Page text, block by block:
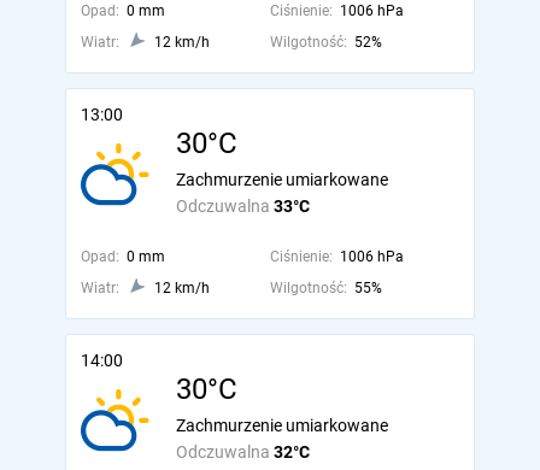
Opad: 0 mm Ciśnienie: 1006 hPa
Wiatr:
12 km/h Wilgotność: 52%
13:00
30°C
Odczuwalna 33°C
Zachmurzenie umiarkowane
Opad: 0 mm Ciśnienie: 1006 hPa
Wiatr:
12 km/h Wilgotność: 55%
14:00
30°C
Odczuwalna 32°C
Zachmurzenie umiarkowane